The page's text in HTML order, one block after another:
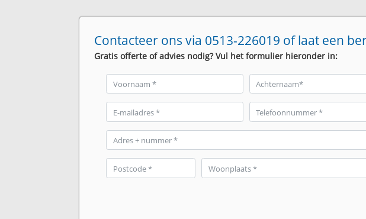
Contacteer ons via 0513-226019 of laat een
Gratis offerte of advies nodig? Vul het formulier hieronder in: